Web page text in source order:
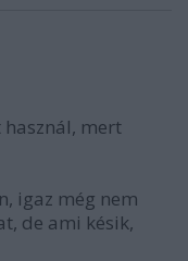
mert
igaz még nem
de ami késik,